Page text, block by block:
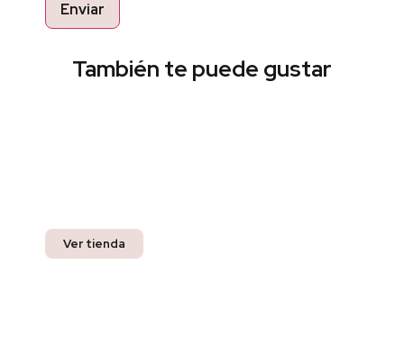
También te puede gustar
Ver tienda